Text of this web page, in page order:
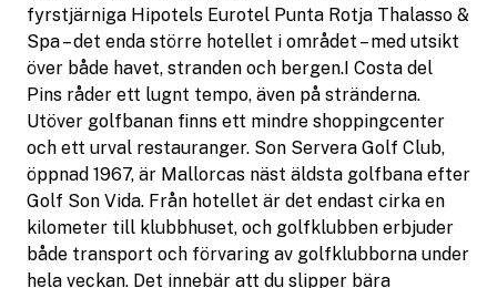
fyrstjärniga Hipotels Eurotel Punta Rotja Thalasso &
Spa – det enda större hotellet i området – med utsikt
över både havet, stranden och bergen.I Costa del
Pins råder ett lugnt tempo, även på stränderna.
Utöver golfbanan finns ett mindre shoppingcenter
och ett urval restauranger. Son Servera Golf Club,
öppnad 1967, är Mallorcas näst äldsta golfbana efter
Golf Son Vida. Från hotellet är det endast cirka en
kilometer till klubbhuset, och golfklubben erbjuder
både transport och förvaring av golfklubborna under
hela veckan. Det innebär att du slipper bära